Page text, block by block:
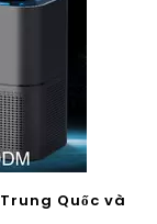
Quốc và
và điều này
mọi người có
Đây là lý do